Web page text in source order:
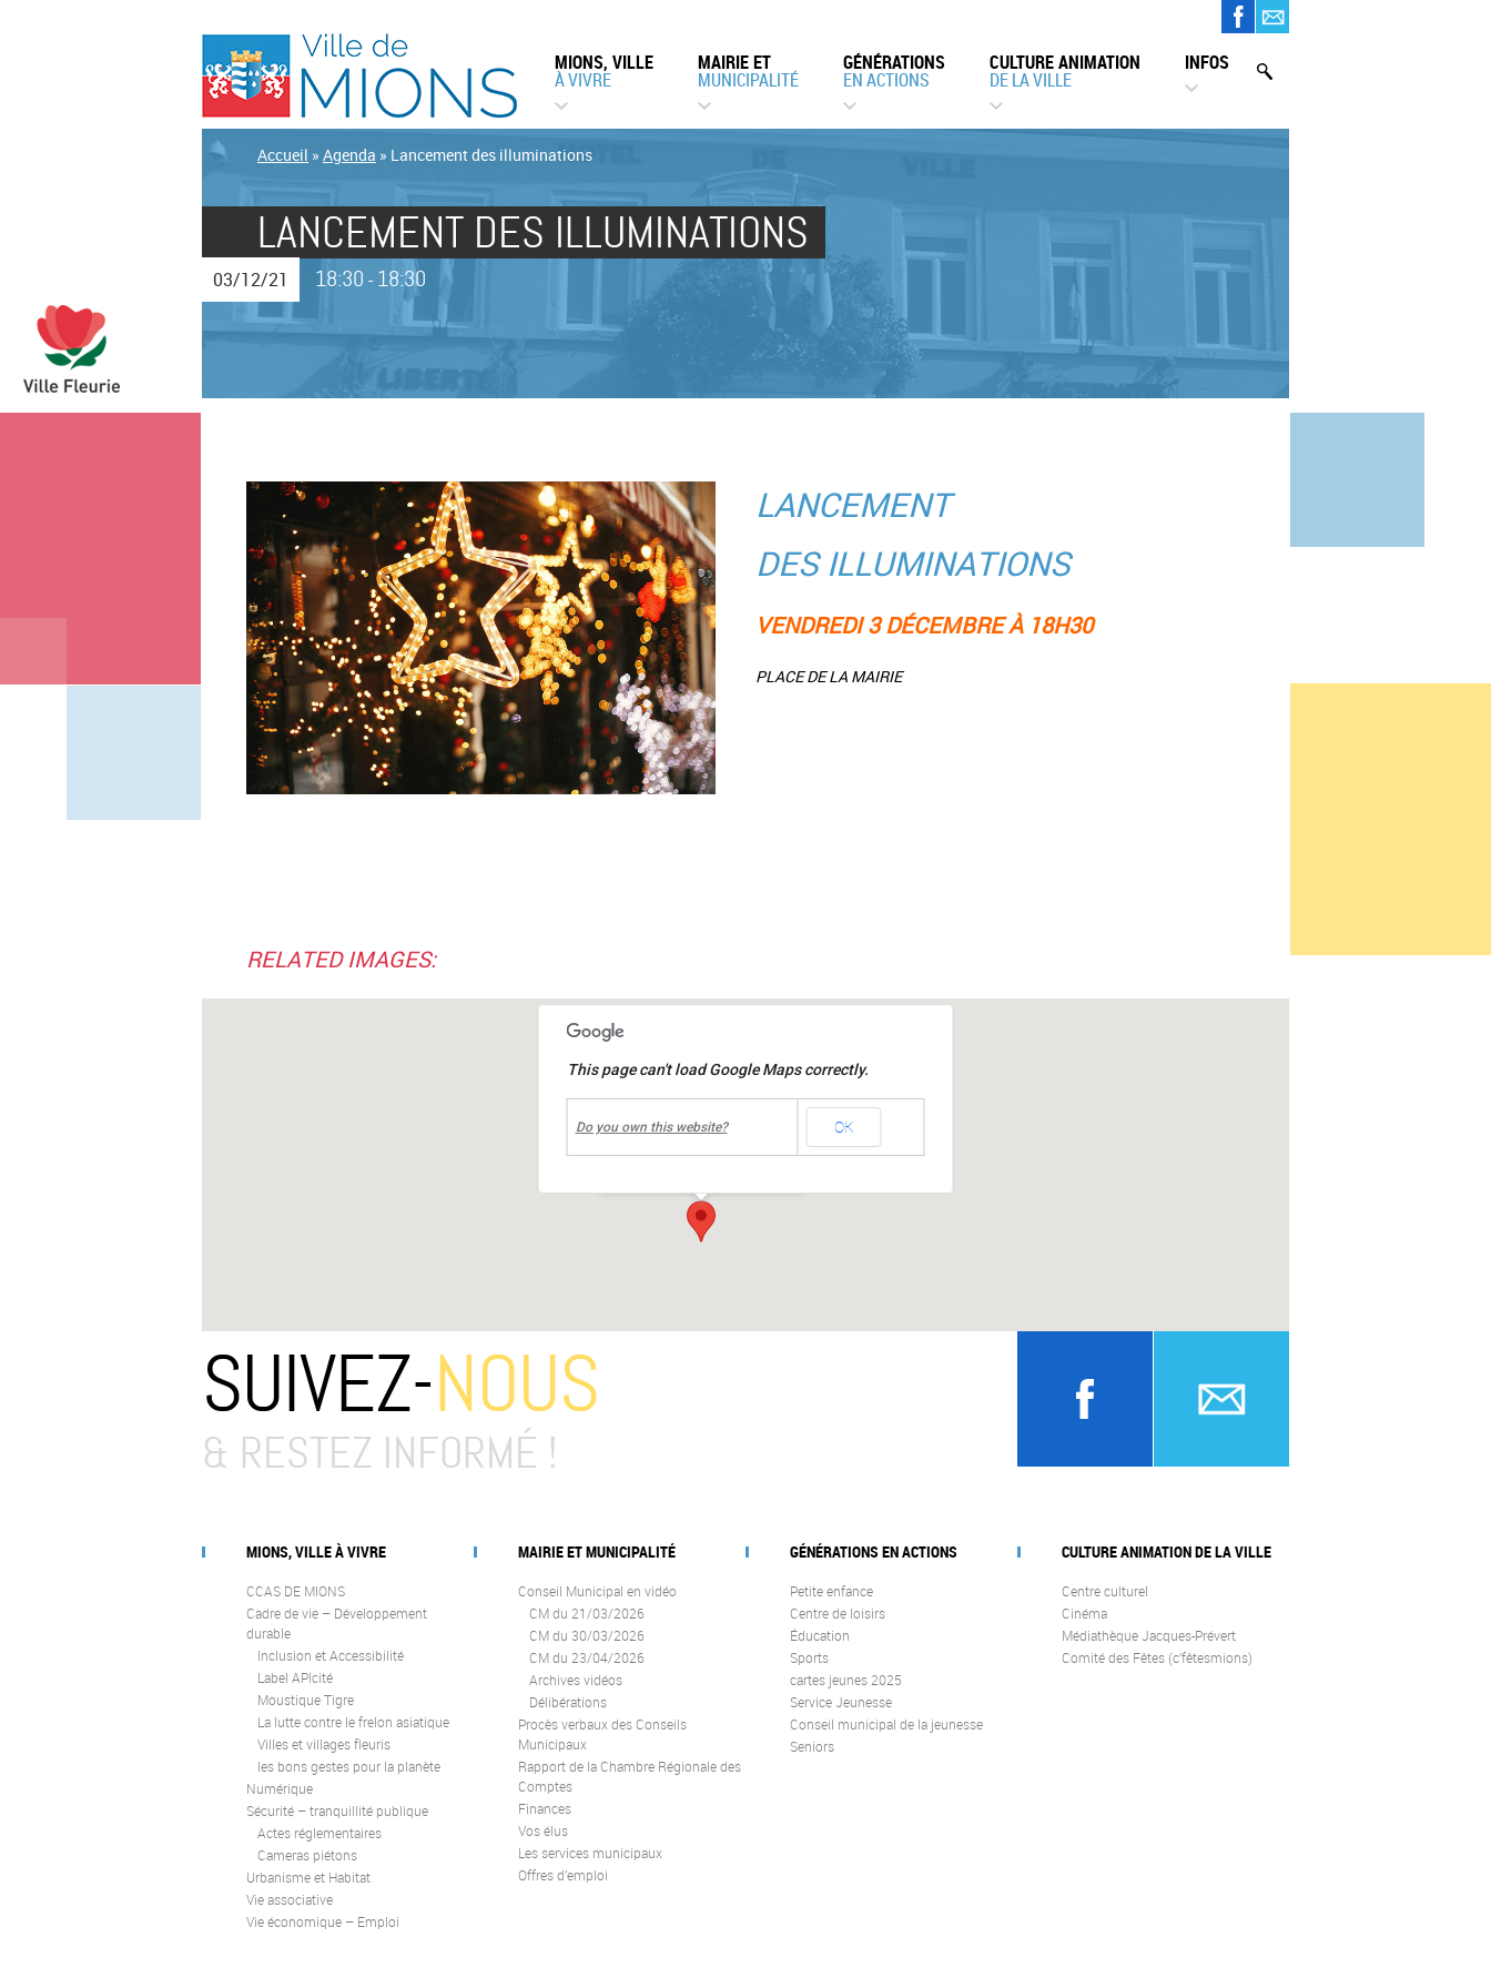
MIONS, VILLE
À VIVRE
MAIRIE ET
MUNICIPALITÉ
GÉNÉRATIONS
EN ACTIONS
CULTURE ANIMATION
DE LA VILLE
INFOS
Accueil » Agenda » Lancement des illuminations
LANCEMENT DES ILLUMINATIONS
03/12/21 18:30 - 18:30
LANCEMENT
DES ILLUMINATIONS
VENDREDI 3 DÉCEMBRE À 18H30
PLACE DE LA MAIRIE
RELATED IMAGES:
Place de la Mairie
MIONS
This page can't load Google Maps correctly.
Do you own this website? OK
SUIVEZ-NOUS
& RESTEZ INFORMÉ !
MIONS, VILLE À VIVRE
CCAS DE MIONS
Cadre de vie – Développement
durable
Inclusion et Accessibilité
Label APIcité
Moustique Tigre
La lutte contre le frelon asiatique
Villes et villages fleuris
les bons gestes pour la planète
Numérique
Sécurité – tranquillité publique
Actes réglementaires
Cameras piétons
Urbanisme et Habitat
Vie associative
Vie économique – Emploi
MAIRIE ET MUNICIPALITÉ
Conseil Municipal en vidéo
CM du 21/03/2026
CM du 30/03/2026
CM du 23/04/2026
Archives vidéos
Délibérations
Procès verbaux des Conseils
Municipaux
Rapport de la Chambre Régionale des
Comptes
Finances
Vos élus
Les services municipaux
Offres d’emploi
GÉNÉRATIONS EN ACTIONS
Petite enfance
Centre de loisirs
Éducation
Sports
cartes jeunes 2025
Service Jeunesse
Conseil municipal de la jeunesse
Seniors
CULTURE ANIMATION DE LA VILLE
Centre culturel
Cinéma
Médiathèque Jacques-Prévert
Comité des Fêtes (c’fêtesmions)